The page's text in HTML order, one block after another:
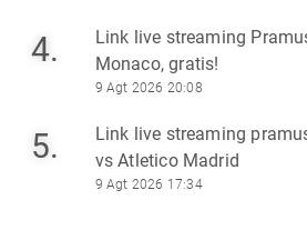
4.
Link live streaming
Monaco, gratis!
9 Agt 2026 20:08
5.
Link live streaming
vs Atletico Madrid
9 Agt 2026 17:34